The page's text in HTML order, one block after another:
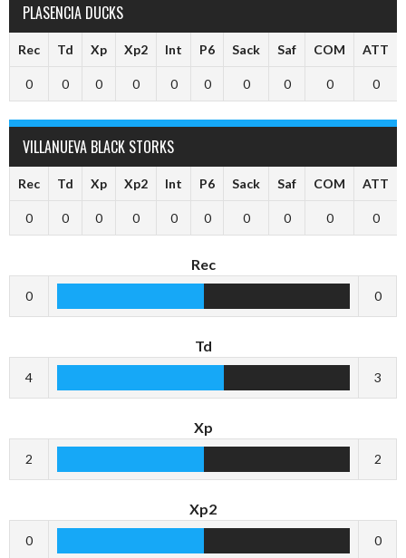
PLASENCIA DUCKS
Rec Td Xp Xp2 Int P6 Sack Saf COM ATT
0 0 0 0 0 0 0 0 0 0
VILLANUEVA BLACK STORKS
Rec Td Xp Xp2 Int P6 Sack Saf COM ATT
0 0 0 0 0 0 0 0 0 0
Rec
0 0
Td
4 3
Xp
2 2
Xp2
0 0